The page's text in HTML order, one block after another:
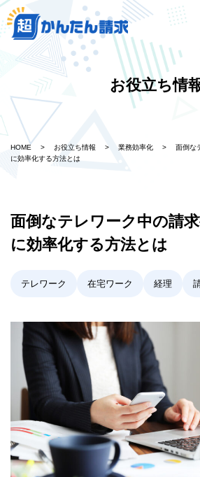
お役立ち情
HOME > お役立ち情報 > 業務効率化 >
面倒な
に効率化する方法とは
面倒なテレワーク中の請
に効率化する方法とは
テレワーク 在宅ワーク 経理